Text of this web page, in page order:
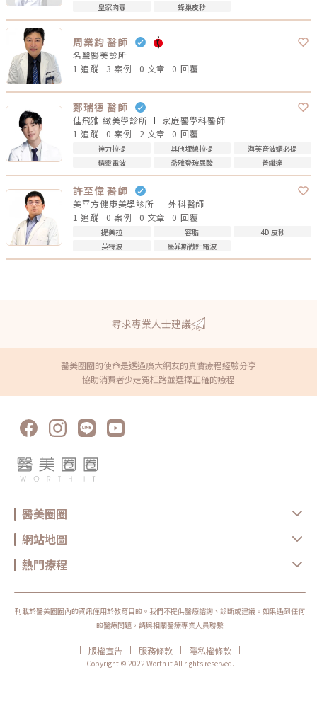
皇家肉毒
蜂巢皮秒
周業鈞 醫師
名瑿醫美診所
1 追蹤
3 案例 0 文章 0 回覆
鄭瑞德 醫師
佳飛雅 緻美學診所 家庭醫學科醫師
1 追蹤
0 案例 2 文章 0 回覆
神力拉提 其他埋線拉提
海芙音波媚必提
精靈電波
喬雅登玻尿酸 善纖達
許至偉 醫師
美平方健康美學診所 外科醫師
1 追蹤
0 案例 0 文章 0 回覆
提美拉 容脂
4D 皮秒
英特波
墨菲斯微針電波
尋求專業人士建議
醫美圈圈的使命是透過廣大網友的真實療程經驗分享
協助消費者少走冤枉路並選擇正確的療程
醫美圈圈
網站地圖
熱門療程
刊載於醫美圈圈內的資訊僅用於教育目的。我們不提供醫療諮詢、診斷或建議。如果遇到任何
的醫療問題，請與相關醫療專業人員聯繫
| 版權宣告 | 服務條款 | 隱私權條款
|
Copyright © 2022 Worth it All rights reserved.